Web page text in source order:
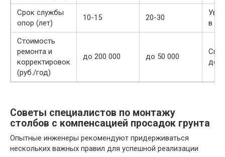
Срок службы
опор (лет)
10-15 20-30
в
Стоимость
ремонта и
корректировок
(руб./год)
до 200 000 до 50 000
до
Советы специалистов по монтажу
столбов с компенсацией просадок грунта
Опытные инженеры рекомендуют придерживаться
нескольких важных правил для успешной реализации